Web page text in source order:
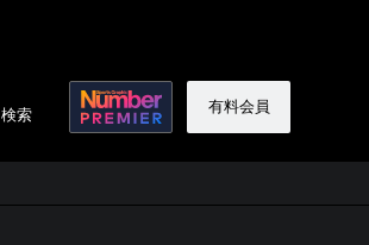
検索 有料会員